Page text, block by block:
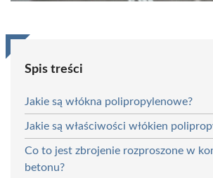
Spis treści
Jakie są włókna polipropylenowe?
Jakie są właściwości włókien
Co to jest zbrojenie rozproszone w
betonu?